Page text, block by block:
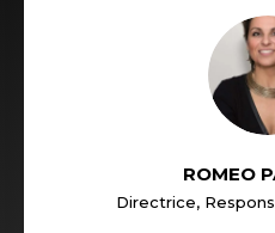
ROMEO
Directrice,